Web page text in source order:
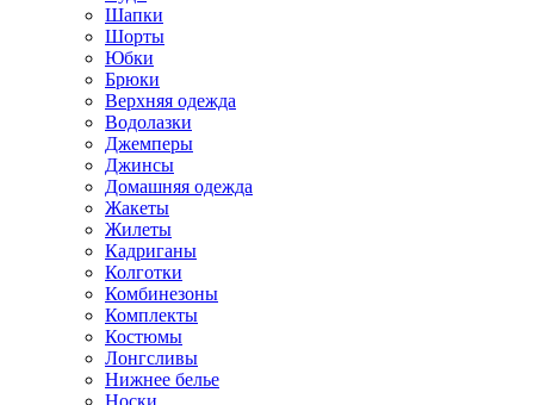
Шапки
Шорты
Юбки
Брюки
Верхняя одежда
Водолазки
Джемперы
Джинсы
Домашняя одежда
Жакеты
Жилеты
Кадриганы
Колготки
Комбинезоны
Комплекты
Костюмы
Лонгсливы
Нижнее белье
Носки